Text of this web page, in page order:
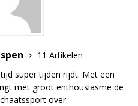
11 Artikelen
super tijden rijdt. Met een
met groot enthousiasme de
over.